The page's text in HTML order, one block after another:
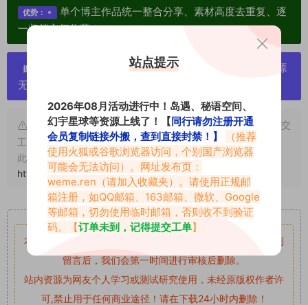
优势：
单个博主作品统一整合分享、素材高度去重复、逐
一归档方便收藏！
提示：
严禁搬运资源链接，一经发现封号处理，素材资源
无露点、需求请绕道，关闭本站网页！
申明：本文资源均来源网友分享，若侵犯了您的权限可以提交
工单处理。
此外本文章皆属于原创文章，转载请注明出处！原文链接：
https://www.abcjyw.com/1798.html
重要声明
本站资源均来自网络分享，如有侵犯你的权益请私信留言
收到
留言后，我们会第一时间进行审核后删除。
站内资源为网友个人学习或测试研究使用，未经原版权作者许
可,禁止用于任何商业途径！请在下载24小时内删除！
站点提示
2026年08月活动进行中！岛遇、秘语空间、
幻宇星球等资源上线了！【同行请勿注册开通
会员复制链接外搬，查到直接封禁！】
（推荐
使用火狐或谷歌浏览器访问，个别国产浏览器
可能会无法访问）。网址发布页：
weme.ren （请加入收藏夹）。请使用正规邮
箱注册，如QQ邮箱、163邮箱、微软、Google
等邮箱，切勿使用临时邮箱，否则收不到验证
码。【订单未到，记得提交工单】